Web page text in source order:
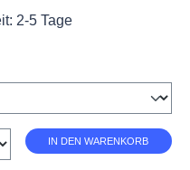
2-5 Tage
IN DEN WARENKORB